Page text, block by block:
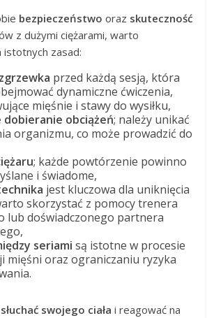
bezpieczeństwo oraz skuteczność
z dużymi ciężarami, warto
istotnych zasad:
przed każdą sesją, która
dynamiczne ćwiczenia,
mięśnie i stawy do wysiłku,
obciążeń; należy unikać
organizmu, co może prowadzić do
; każde powtórzenie powinno
i świadome,
jest kluczowa dla uniknięcia
skorzystać z pomocy trenera
lub doświadczonego partnera
seriami są istotne w procesie
mięśni oraz ograniczaniu ryzyka
słuchać swojego ciała i reagować na